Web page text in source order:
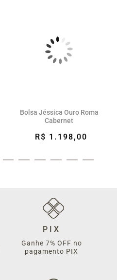
Bolsa Jéssica Ouro Roma
Cabernet
R$ 1.198,00
PIX
Ganhe 7% OFF no
pagamento PIX